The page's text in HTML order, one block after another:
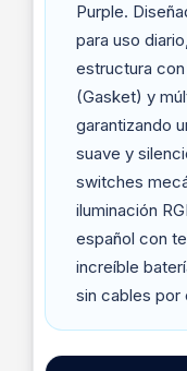
Purple.
para uso
estructura
(Gasket) y
garantizando
suave y
switches
iluminación
español con
increíble
sin cables por